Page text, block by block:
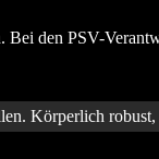
den PSV-
Körperlich